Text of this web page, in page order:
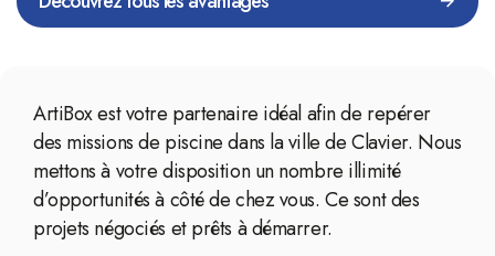
ArtiBox est votre partenaire idéal afin de repérer
des missions de piscine dans la ville de Clavier. Nous
mettons à votre disposition un nombre illimité
d’opportunités à côté de chez vous. Ce sont des
projets négociés et prêts à démarrer.